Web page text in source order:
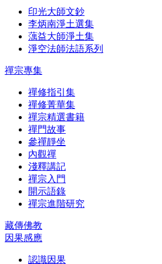
印光大師文鈔
李炳南淨土選集
蕅益大師淨土集
淨空法師法語系列
禪宗專集
禪修指引集
禪修菁華集
禪宗精選書籍
禪門故事
參禪靜坐
內觀禪
淺釋講記
禪宗入門
開示語錄
禪宗進階研究
藏傳佛教
因果感應
認識因果